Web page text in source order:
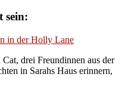
sein:
in der Holly Lane
drei Freundinnen aus der
in Sarahs Haus erinnern,